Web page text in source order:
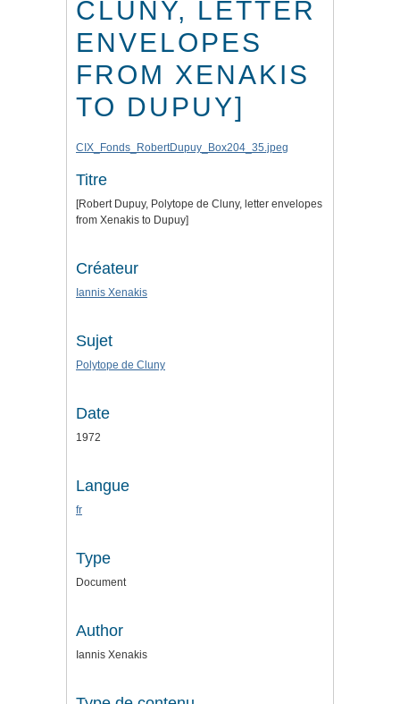
CLUNY, LETTER
ENVELOPES
FROM XENAKIS
TO DUPUY]
CIX_Fonds_RobertDupuy_Box204_35.jpeg
Titre
[Robert Dupuy, Polytope de Cluny, letter envelopes
from Xenakis to Dupuy]
Créateur
Iannis Xenakis
Sujet
Polytope de Cluny
Date
1972
Langue
fr
Type
Document
Author
Iannis Xenakis